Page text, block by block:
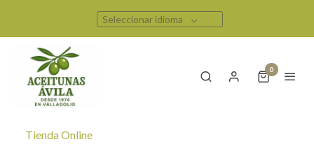
Seleccionar idioma
0
Tienda Online